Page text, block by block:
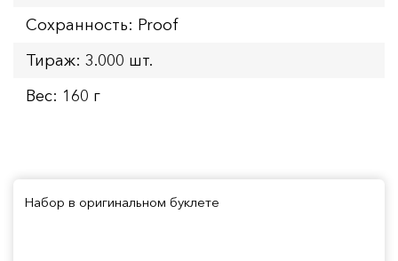
Сохранность: Proof
Тираж: 3.000 шт.
Вес: 160 г
Набор в оригинальном буклете